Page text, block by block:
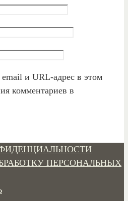
и URL-адрес в этом
комментариев в
ПЕРСОНАЛЬНЫХ